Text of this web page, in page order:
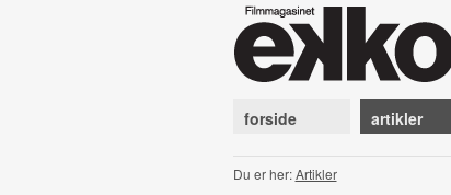
forside artikler
Du er her:Artikler